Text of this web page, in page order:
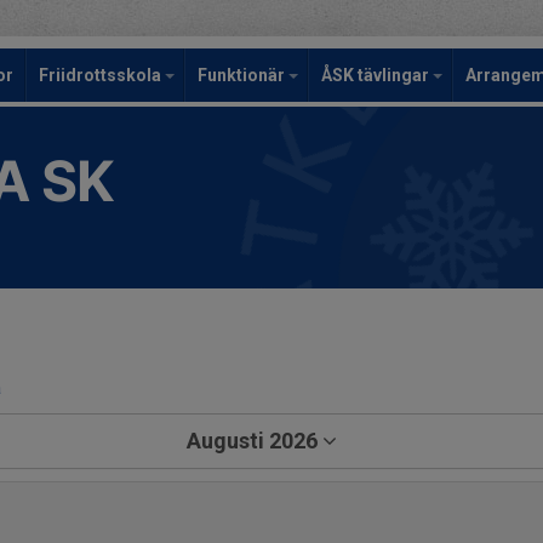
Friidrottsskola Funktionär ÅSK tävlingar
SK
Augusti 2026